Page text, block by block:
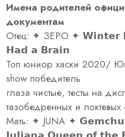
Имена родителей
документам
Отец: ✦ ЗЕРО ✦ 𝗪𝗶𝗻𝘁𝗲𝗿
𝗛𝗮𝗱 𝗮 𝗕𝗿𝗮𝗶𝗻
Топ юниор хаски 2020/
show победитель
глаза чистые, тесты на
тазобедренных и локтевых
Мать: ✦ JUNA ✦